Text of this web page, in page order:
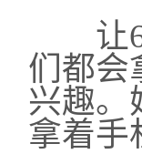
让
们都会
兴趣。
拿着手